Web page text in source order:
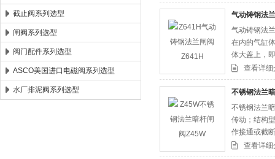
截止阀系列选型
闸阀系列选型
阀门配件系列选型
ASCO美国进口电磁阀系列选型
水厂排泥阀系列选型
气动铸钢法
气动铸钢法
在内的气缸
体大盖上，
查看详细
不锈钢法兰
不锈钢法兰
传动；结构
作接通或截
查看详细